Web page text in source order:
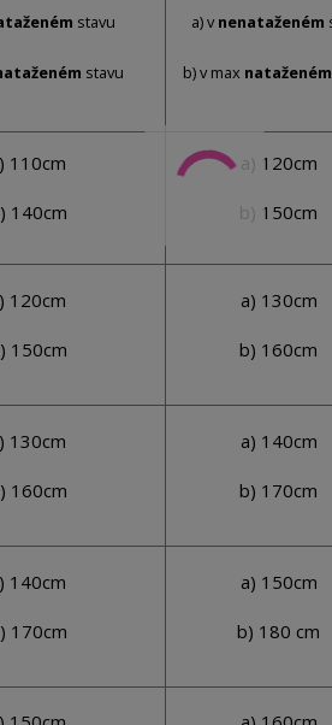
stavu
stavu
a) vnenataženém
b) v max nataženém
110cm
140cm
a) 120cm
b) 150cm
120cm
150cm
a) 130cm
b) 160cm
130cm
160cm
a) 140cm
b) 170cm
140cm
170cm
a) 150cm
b) 180 cm